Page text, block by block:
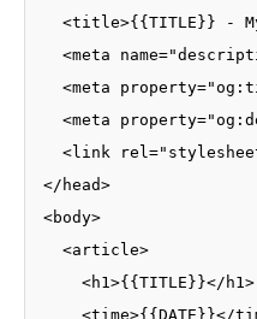
<title>{{TITLE}} -
<meta
<meta
<meta
<link
</head>
<body>
  <article>
    <h1>{{TITLE}}</h1>
<time>{{DATE}}</